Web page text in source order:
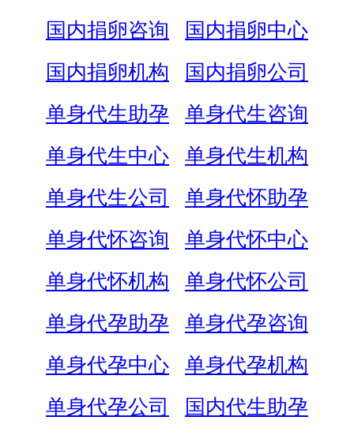
国内捐卵咨询
国内捐卵中心
国内捐卵机构
国内捐卵公司
单身代生助孕
单身代生咨询
单身代生中心
单身代生机构
单身代生公司
单身代怀助孕
单身代怀咨询
单身代怀中心
单身代怀机构
单身代怀公司
单身代孕助孕
单身代孕咨询
单身代孕中心
单身代孕机构
单身代孕公司
国内代生助孕